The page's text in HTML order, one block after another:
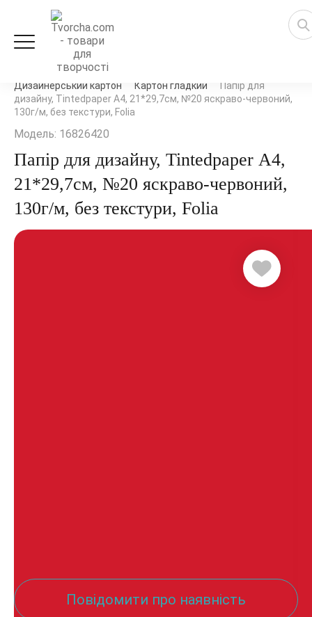
Художні товари
Дизайнерський картон
Картон гладкий
Папір для
дизайну, Tintedpaper А4, 21*29,7см, №20 яскраво-червоний,
130г/м, без текстури, Folia
Модель: 16826420
Папір для дизайну, Tintedpaper А4,
21*29,7см, №20 яскраво-червоний,
130г/м, без текстури, Folia
Повідомити про наявність